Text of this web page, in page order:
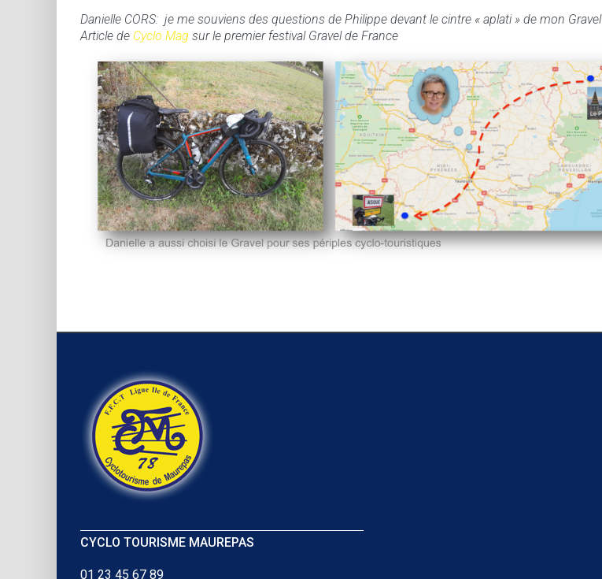
Danielle CORS: je me souviens des questions de Philippe devant le cintre « aplati » de mon Gravel
Article de Cyclo Mag sur le premier festival Gravel de France
CYCLO TOURISME MAUREPAS
01 23 45 67 89